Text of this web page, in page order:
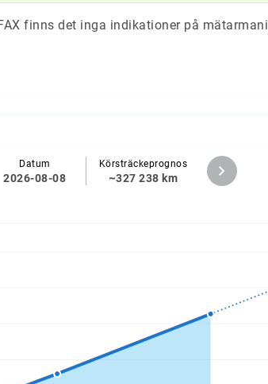
finns det inga indikationer på
Datum
2026-08-08
Körsträckeprognos
~327 238 km